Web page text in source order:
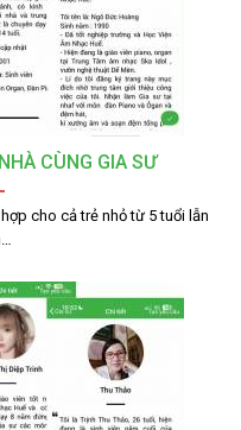
CÙNG GIA SƯ
cho cả trẻ nhỏ từ 5 tuổi lẫn